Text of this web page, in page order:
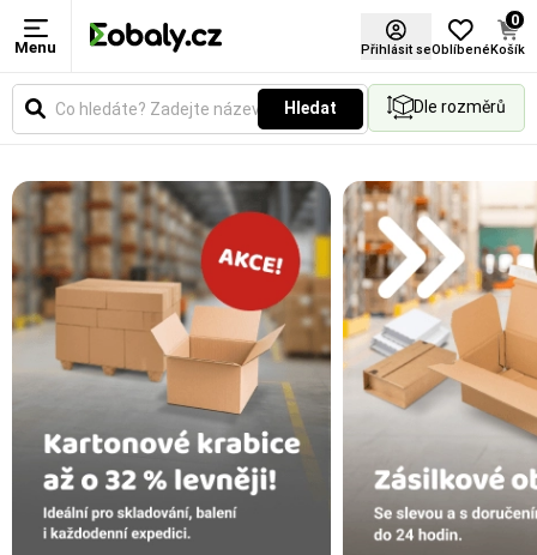
Menu Přihlásit seOblíbené
0
Košík
Hledat Dle rozměrů